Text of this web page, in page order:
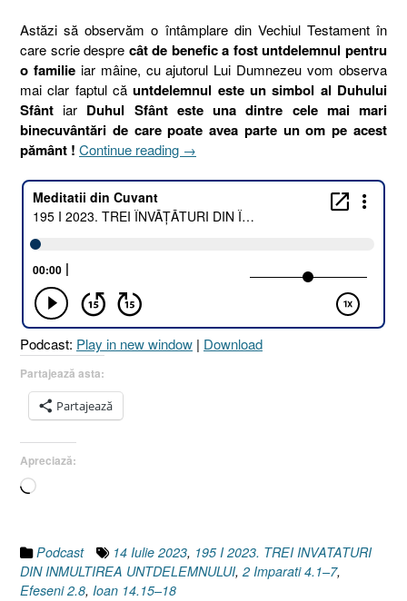
Astăzi să observăm o întâmplare din Vechiul Testament în
care scrie despre cât de benefic a fost untdelemnul pentru
o familieiar mâine, cu ajutorul Lui Dumnezeu vom observa
mai clar faptul căuntdelemnul este un simbol al Duhului
Sfânt iar Duhul Sfânt este una dintre cele mai mari
binecuvântări de care poate avea parte un om pe acest
pământ ! Continue reading „195
2023.
TREI
ÎNVĂȚĂTURI
Împăraţi
4.1–
→
Podcast: Play in new window | Download
Partajează asta:
Partajează
Apreciază:
Încarc...
Podcast 14 Iulie 2023, 195 I 2023. TREI INVATATURI
DIN INMULTIREA UNTDELEMNULUI, 2 Imparati 4.1–7,
Efeseni 2.8, Ioan 14.15–18